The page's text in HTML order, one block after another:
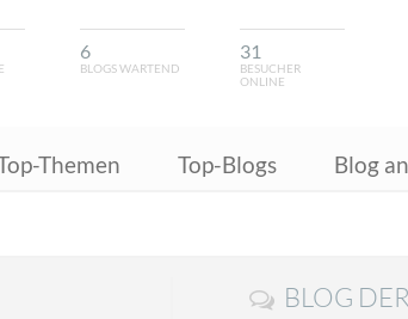
6
BLOGS WARTEND
31
BESUCHER
ONLINE
Themen Top-Blogs Blog
BLOG